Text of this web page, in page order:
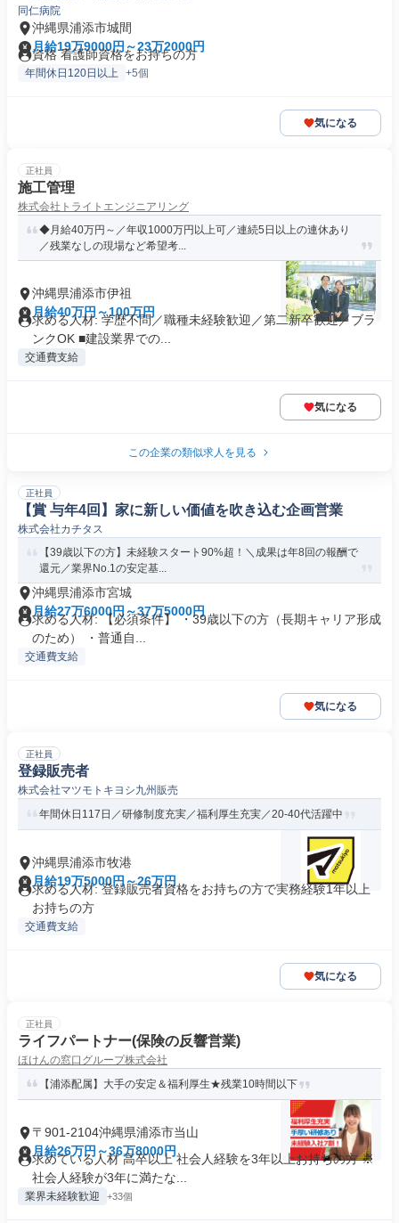
同仁病院
沖縄県浦添市城間
月給19万9000円～23万2000円
資格 看護師資格をお持ちの方
年間休日120日以上 +5個
気になる
正社員
施工管理
株式会社トライトエンジニアリング
◆月給40万円～／年収1000万円以上可／連続5日以上の連休あり
／残業なしの現場など希望考...
沖縄県浦添市伊祖
月給40万円～100万円
求める人材: 学歴不問／職種未経験歓迎／第二新卒歓迎／ブラ
ンクOK ■建設業界での...
交通費支給
気になる
この企業の類似求人を見る
正社員
【賞 与年4回】家に新しい価値を吹き込む企画営業
株式会社カチタス
【39歳以下の方】未経験スタート90%超！＼成果は年8回の報酬で
還元／業界No.1の安定基...
沖縄県浦添市宮城
月給27万6000円～37万5000円
求める人材: 【必須条件】 ・39歳以下の方（長期キャリア形成
のため） ・普通自...
交通費支給
気になる
正社員
登録販売者
株式会社マツモトキヨシ九州販売
年間休日117日／研修制度充実／福利厚生充実／20-40代活躍中
沖縄県浦添市牧港
月給19万5000円～26万円
求める人材: 登録販売者資格をお持ちの方で実務経験1年以上
お持ちの方
交通費支給
気になる
正社員
ライフパートナー(保険の反響営業)
ほけんの窓口グループ株式会社
【浦添配属】大手の安定＆福利厚生★残業10時間以下
〒901-2104沖縄県浦添市当山
月給26万円～36万8000円
求めている人材 高卒以上 社会人経験を3年以上お持ちの方 ※
社会人経験が3年に満たな...
業界未経験歓迎 +33個